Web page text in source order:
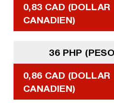
0,83 CAD (DOLLAR
CANADIEN)
36 PHP
0,86 CAD (DOLLAR
CANADIEN)